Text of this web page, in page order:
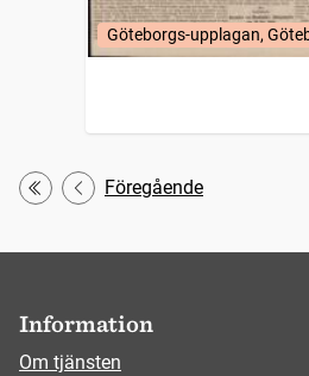
Göteborgs-upplagan,
Första
Föregående
Information
Om tjänsten